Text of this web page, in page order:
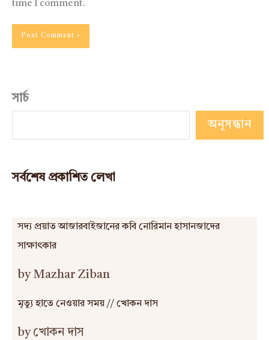
time I comment.
সার্চ
অনূসন্ধান
সর্বশেষ প্রকাশিত লেখা
সদ্য প্রয়াত আজারবাইজানের কবি নোরিমান হাসানজাদের
সাক্ষাৎকার
by Mazhar Ziban
মৃত্যু হাতে নেওয়ার সময় // খোকন দাস
by খোকন দাস